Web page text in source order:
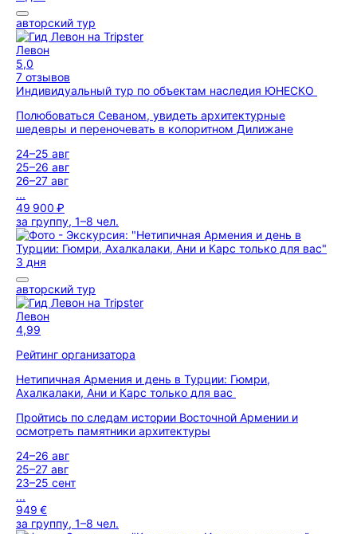
авторский тур
Левон
5,0
7 отзывов
Индивидуальный тур по объектам наследия ЮНЕСКО
Полюбоваться Севаном, увидеть архитектурные
шедевры и переночевать в колоритном Дилижане
24–25 авг
25–26 авг
26–27 авг
...
49 900 ₽
за группу, 1–8 чел.
3 дня
авторский тур
Левон
4,99
Рейтинг организатора
Нетипичная Армения и день в Турции: Гюмри,
Ахалкалаки, Ани и Карс только для вас
Пройтись по следам истории Восточной Армении и
осмотреть памятники архитектуры
24–26 авг
25–27 авг
23–25 сент
...
949 €
за группу, 1–8 чел.